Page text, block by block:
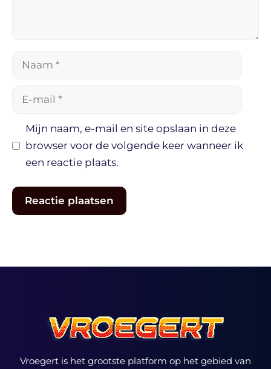
Naam
Mijn naam, e-mail en site opslaan in deze
browser voor de volgende keer wanneer ik
een reactie plaats.
Vroegert is het grootste platform op het gebied van